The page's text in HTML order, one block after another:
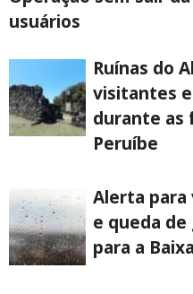
usuários
Ruínas do
visitantes
durante as
Peruíbe
Alerta para
e queda
para a